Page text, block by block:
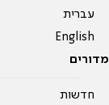
עברית
English
מדורים
חדשות